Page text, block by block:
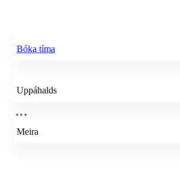
Bóka tíma
Uppáhalds
Meira